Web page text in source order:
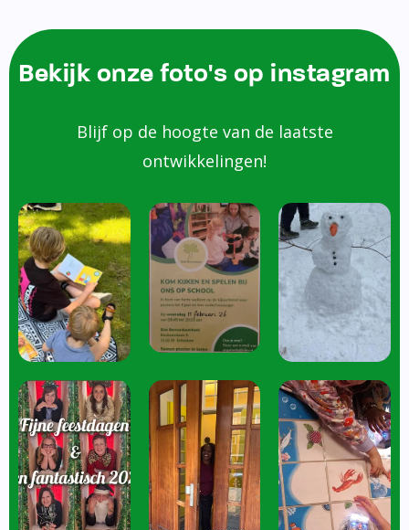
Bekijk onze foto's op instagram
Blijf op de hoogte van de laatste
ontwikkelingen!